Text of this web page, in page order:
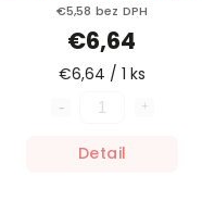
€5,58 bez DPH
€6,64
€6,64 / 1 ks
Detail